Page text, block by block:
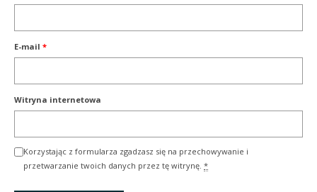
E-mail *
Witryna internetowa
Korzystając z formularza zgadzasz się na przechowywanie i
przetwarzanie twoich danych przez tę witrynę. *